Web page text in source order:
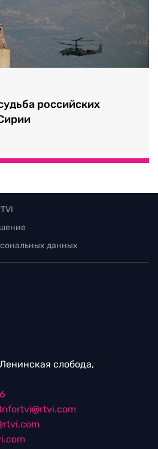
российских
данных
слобода,
Infortvi@rtvi.com